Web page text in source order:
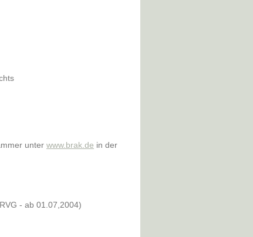
unter www.brak.de in der
- ab 01.07,2004)